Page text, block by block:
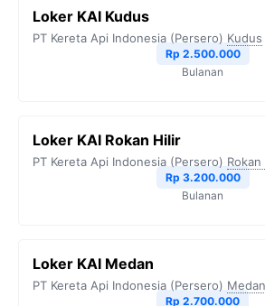
Loker KAI Kudus
PT Kereta Api Indonesia (Persero) Kudus
Rp 2.500.000
Bulanan
Loker KAI Rokan Hilir
PT Kereta Api Indonesia (Persero)
Rp 3.200.000
Bulanan
Loker KAI Medan
PT Kereta Api Indonesia (Persero) Medan
Rp 2.700.000